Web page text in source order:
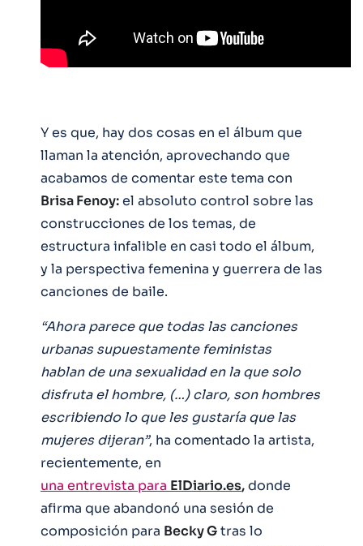
Y es que, hay dos cosas en el álbum que
llaman la atención, aprovechando que
acabamos de comentar este tema con
Brisa Fenoy:el absoluto control sobre las
construcciones de los temas, de
estructura infalible en casi todo el álbum,
y la perspectiva femenina y guerrera de las
canciones de baile.
“Ahora parece que todas las canciones
urbanas supuestamente feministas
hablan de una sexualidad en la que solo
disfruta el hombre, (…) claro, son hombres
escribiendo lo que les gustaría que las
mujeres dijeran”, ha comentado la artista,
recientemente, en
una entrevista para ElDiario.es,donde
afirma que abandonó una sesión de
composición para Becky Gtras lo